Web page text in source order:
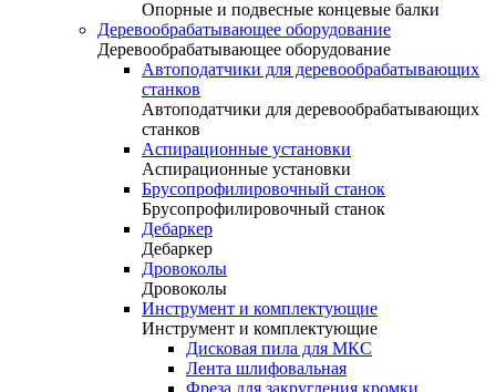
Опорные и подвесные концевые балки
Деревообрабатывающее оборудование
Деревообрабатывающее оборудование
Автоподатчики для деревообрабатывающих
станков
Автоподатчики для деревообрабатывающих
станков
Аспирационные установки
Аспирационные установки
Брусопрофилировочный станок
Брусопрофилировочный станок
Дебаркер
Дебаркер
Дровоколы
Дровоколы
Инструмент и комплектующие
Инструмент и комплектующие
Дисковая пила для МКС
Лента шлифовальная
Фреза для закругления кромки